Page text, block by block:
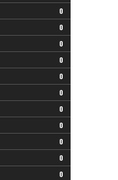
0
0
0
0
0
0
0
0
0
0
0